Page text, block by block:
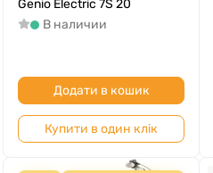
Genio Electric 7S 20
В наличии
Додати в кошик
Купити в один клік